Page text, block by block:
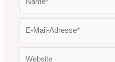
Adresse*